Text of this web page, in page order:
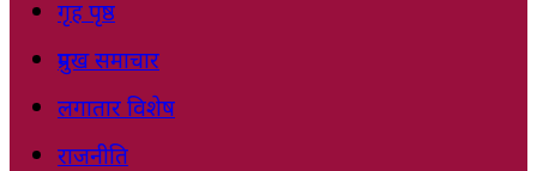
गृह पृष्ठ
प्रमुख समाचार
लगातार विशेष
राजनीति